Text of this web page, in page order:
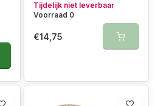
Tijdelijk niet leverbaar
Voorraad 0
€14,75